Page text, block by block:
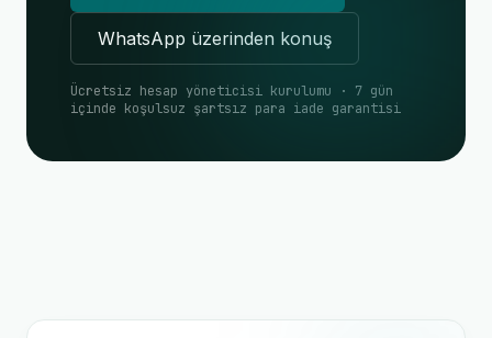
WhatsApp üzerinden konuş
Ücretsiz hesap yöneticisi kurulumu · 7 gün
içinde koşulsuz şartsız para iade garantisi